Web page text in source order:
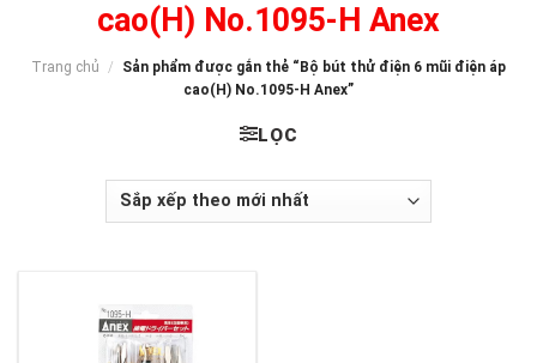
cao(H) No.1095-H Anex
Trang chủ /
Sản phẩm được gắn thẻ “Bộ bút thử điện 6 mũi điện áp
cao(H) No.1095-H Anex”
LỌC